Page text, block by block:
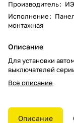
Производитель:
Исполнение:
монтажная
Описание
Для установки
выключателей
Все описание
Описание